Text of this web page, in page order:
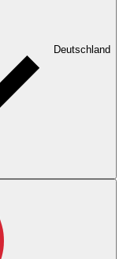
Deutschland